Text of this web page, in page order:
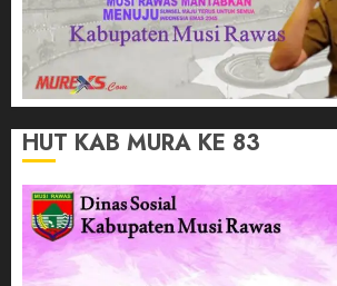
HUT KAB MURA KE 83